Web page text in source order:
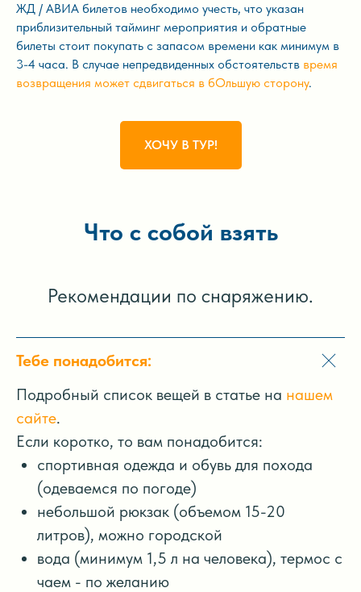
ЖД / АВИА билетов необходимо учесть, что указан
приблизительный тайминг мероприятия и обратные
билеты стоит покупать с запасом времени как минимум в
3-4 часа. В случае непредвиденных обстоятельств время
возвращения может сдвигаться в бОльшую сторону.
ХОЧУ В ТУР!
Что с собой взять
Рекомендации по снаряжению.
Тебе понадобится:
Подробный список вещей в статье на нашем
сайте.
Если коротко, то вам понадобится:
спортивная одежда и обувь для похода
(одеваемся по погоде)
небольшой рюкзак (объемом 15-20
литров), можно городской
вода (минимум 1,5 л на человека), термос с
чаем - по желанию